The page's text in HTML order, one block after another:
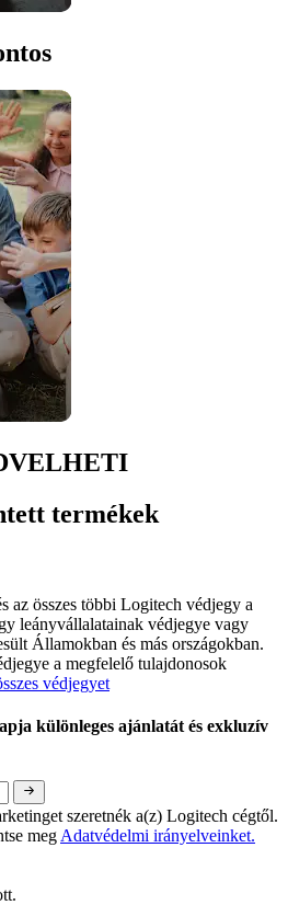
termékek
az összes többi Logitech védjegy a
leányvállalatainak védjegye vagy
Államokban és más országokban.
a megfelelő tulajdonosok
védjegyet
különleges ajánlatát és exkluzív
szeretnék a(z) Logitech cégtől.
meg Adatvédelmi irányelveinket.